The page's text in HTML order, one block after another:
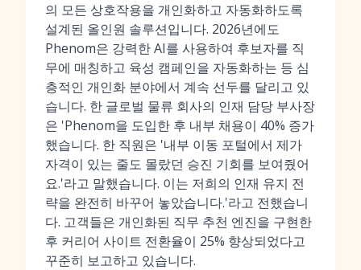
의 모든 상호작용을 개인화하고 자동화하도록
설계된 올인원 솔루션입니다. 2026년에도
Phenom은 강력한 AI를 사용하여 후보자를 직
무에 매칭하고 육성 캠페인을 자동화하는 등 심
층적인 개인화 분야에서 계속 선두를 달리고 있
습니다. 한 글로벌 물류 회사의 인재 담당 부사장
은 'Phenom을 도입한 후 내부 채용이 40% 증가
했습니다. 한 직원은 '내부 이동 포털에서 제가
자격이 있는 줄도 몰랐던 승진 기회를 보여줬어
요.'라고 말했습니다. 이는 저희의 인재 유지 전
략을 완전히 바꾸어 놓았습니다.'라고 전했습니
다. 고객들은 개인화된 직무 추천 엔진을 구현한
후 커리어 사이트 전환율이 25% 향상되었다고
꾸준히 보고하고 있습니다.